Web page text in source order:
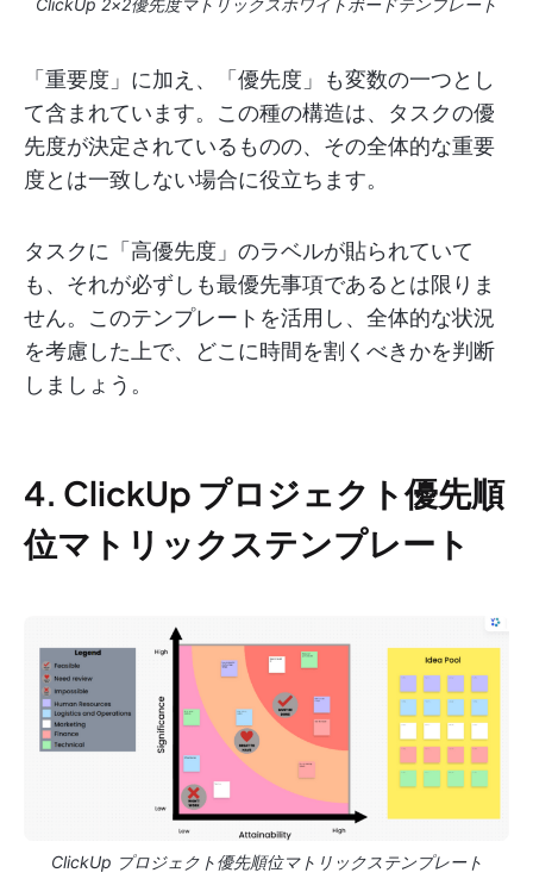
「重要度」に加え、「優先度」も変数の一つとし
て含まれています。この種の構造は、タスクの優
先度が決定されているものの、その全体的な重要
度とは一致しない場合に役立ちます。
タスクに「高優先度」のラベルが貼られていて
も、それが必ずしも最優先事項であるとは限りま
せん。このテンプレートを活用し、全体的な状況
を考慮した上で、どこに時間を割くべきかを判断
しましょう。
4. ClickUp プロジェクト優先順
位マトリックステンプレート
ClickUp プロジェクト優先順位マトリックステンプレート